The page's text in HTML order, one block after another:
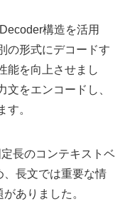
構造を活用
の形式にデコードす
能を向上させまし
文をエンコードし、
す。
長のコンテキストベ
、長文では重要な情
ありました。